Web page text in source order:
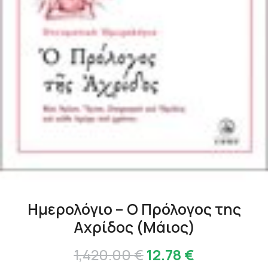
Ημερολόγιο – Ο Πρόλογος της
Αχρίδος (Μάιος)
1,420.00€Original
12.78 €Η